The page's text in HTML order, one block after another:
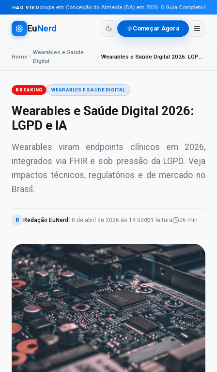
AO VIVO
Tecnologia em Conceição do Almeida (BA) em 2026: O Guia Completo Para
EuNerd Começar Agora
Home
Wearables e Saúde
Digital
Wearables e Saúde Digital 2026: LGPD e IA
BREAKING WEARABLES E SAÚDE DIGITAL
Wearables e Saúde Digital 2026:
LGPD e IA
Wearables viram endpoints clínicos em 2026,
integrados via FHIR e sob pressão da LGPD. Veja
impactos técnicos, regulatórios e de mercado no
Brasil.
R Redação EuNerd 10 de abril de 2026 às 14:50 1 leitura 26 min